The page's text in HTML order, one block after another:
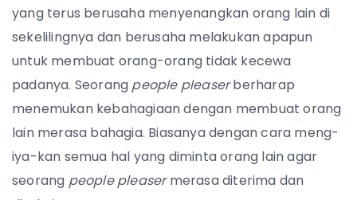
yang terus berusaha menyenangkan orang lain di
sekelilingnya dan berusaha melakukan apapun
untuk membuat orang-orang tidak kecewa
padanya. Seorang people pleaserberharap
menemukan kebahagiaan dengan membuat orang
lain merasa bahagia. Biasanya dengan cara meng-
iya-kan semua hal yang diminta orang lain agar
seorang people pleasermerasa diterima dan